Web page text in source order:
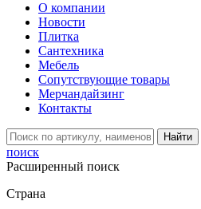
О компании
Новости
Плитка
Сантехника
Мебель
Сопутствующие товары
Мерчандайзинг
Контакты
Найти
поиск
Расширенный поиск
Страна